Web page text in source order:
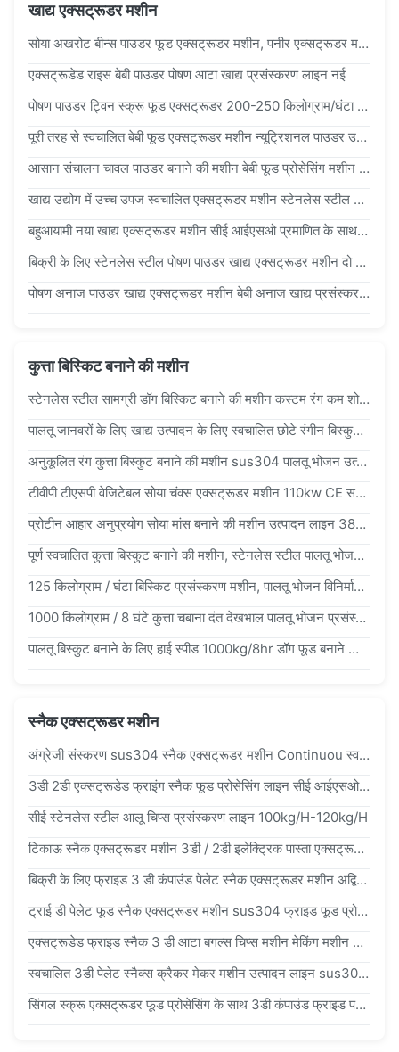
खाद्य एक्सट्रूडर मशीन
सोया अखरोट बीन्स पाउडर फूड एक्सट्रूडर मशीन, पनीर एक्सट्रूडर मशीन
एक्सट्रूडेड राइस बेबी पाउडर पोषण आटा खाद्य प्रसंस्करण लाइन नई
पोषण पाउडर ट्विन स्क्रू फूड एक्सट्रूडर 200-250 किलोग्राम/घंटा ऑटोकैड प्रारूप लेआउट
पूरी तरह से स्वचालित बेबी फूड एक्सट्रूडर मशीन न्यूट्रिशनल पाउडर उत्पादन लाइन 120-150kg/घंटा
आसान संचालन चावल पाउडर बनाने की मशीन बेबी फूड प्रोसेसिंग मशीन 197kw 200~300kg/H
खाद्य उद्योग में उच्च उपज स्वचालित एक्सट्रूडर मशीन स्टेनलेस स्टील ट्विन स्क्रू
बहुआयामी नया खाद्य एक्सट्रूडर मशीन सीई आईएसओ प्रमाणित के साथ पौष्टिक पाउडर प्रसंस्करण
बिक्री के लिए स्टेनलेस स्टील पोषण पाउडर खाद्य एक्सट्रूडर मशीन दो स्क्रू एक्सट्रूडर
पोषण अनाज पाउडर खाद्य एक्सट्रूडर मशीन बेबी अनाज खाद्य प्रसंस्करण लाइन
कुत्ता बिस्किट बनाने की मशीन
स्टेनलेस स्टील सामग्री डॉग बिस्किट बनाने की मशीन कस्टम रंग कम शोर 1000kg/8hr
पालतू जानवरों के लिए खाद्य उत्पादन के लिए स्वचालित छोटे रंगीन बिस्कुट कुत्ता भोजन निर्माता
अनुकूलित रंग कुत्ता बिस्कुट बनाने की मशीन sus304 पालतू भोजन उत्पादन लाइन 70kw
टीवीपी टीएसपी वेजिटेबल सोया चंक्स एक्सट्रूडर मशीन 110kw CE सर्टिफिकेट
प्रोटीन आहार अनुप्रयोग सोया मांस बनाने की मशीन उत्पादन लाइन 380v/50hz
पूर्ण स्वचालित कुत्ता बिस्कुट बनाने की मशीन, स्टेनलेस स्टील पालतू भोजन प्रसंस्करण लाइन
125 किलोग्राम / घंटा बिस्किट प्रसंस्करण मशीन, पालतू भोजन विनिर्माण उपकरण
1000 किलोग्राम / 8 घंटे कुत्ता चबाना दंत देखभाल पालतू भोजन प्रसंस्करण मशीनरी 12 महीने की वारंटी
पालतू बिस्कुट बनाने के लिए हाई स्पीड 1000kg/8hr डॉग फूड बनाने की मशीन
स्नैक एक्सट्रूडर मशीन
अंग्रेजी संस्करण sus304 स्नैक एक्सट्रूडर मशीन Continuou स्वचालित
3डी 2डी एक्सट्रूडेड फ्राइंग स्नैक फूड प्रोसेसिंग लाइन सीई आईएसओ9001 स्वीकृत
सीई स्टेनलेस स्टील आलू चिप्स प्रसंस्करण लाइन 100kg/H-120kg/H
टिकाऊ स्नैक एक्सट्रूडर मशीन 3डी / 2डी इलेक्ट्रिक पास्ता एक्सट्रूडर स्नैक मशीन
बिक्री के लिए फ्राइड 3 डी कंपाउंड पेलेट स्नैक एक्सट्रूडर मशीन अद्वितीय स्टेनलेस स्टील
ट्राई डी पेलेट फूड स्नैक एक्सट्रूडर मशीन sus304 फ्राइड फूड प्रोसेसिंग मशीन
एक्सट्रूडेड फ्राइड स्नैक 3 डी आटा बगल्स चिप्स मशीन मेकिंग मशीन 50 हर्ट्ज
स्वचालित 3डी पेलेट स्नैक्स क्रैकर मेकर मशीन उत्पादन लाइन sus304 अंग्रेजी संस्करण
सिंगल स्क्रू एक्सट्रूडर फूड प्रोसेसिंग के साथ 3डी कंपाउंड फ्राइड पफ एक्सट्रूडर मशीन